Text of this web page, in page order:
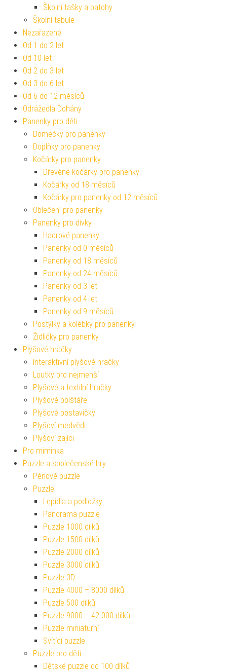
Školní tašky a batohy
Školní tabule
Nezařazené
Od 1 do 2 let
Od 10 let
Od 2 do 3 let
Od 3 do 6 let
Od 6 do 12 měsíců
Odrážedla Dohány
Panenky pro děti
Domečky pro panenky
Doplňky pro panenky
Kočárky pro panenky
Dřevěné kočárky pro panenky
Kočárky od 18 měsíců
Kočárky pro panenky od 12 měsíců
Oblečení pro panenky
Panenky pro dívky
Hadrové panenky
Panenky od 0 měsíců
Panenky od 18 měsíců
Panenky od 24 měsíců
Panenky od 3 let
Panenky od 4 let
Panenky od 9 měsíců
Postýlky a kolébky pro panenky
Židličky pro panenky
Plyšové hračky
Interaktivní plyšové hračky
Loutky pro nejmenší
Plyšové a textilní hračky
Plyšové polštáře
Plyšové postavičky
Plyšoví medvědi
Plyšoví zajíci
Pro miminka
Puzzle a společenské hry
Pěnové puzzle
Puzzle
Lepidla a podložky
Panorama puzzle
Puzzle 1000 dílků
Puzzle 1500 dílků
Puzzle 2000 dílků
Puzzle 3000 dílků
Puzzle 3D
Puzzle 4000 – 8000 dílků
Puzzle 500 dílků
Puzzle 9000 – 42 000 dílků
Puzzle miniaturní
Svítící puzzle
Puzzle pro děti
Dětské puzzle do 100 dílků